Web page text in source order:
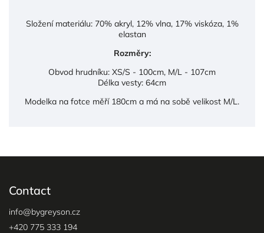
Složení materiálu: 70% akryl, 12% vlna, 17% viskóza, 1%
elastan
Rozměry:
Obvod hrudníku: XS/S - 100cm, M/L - 107cm
Délka vesty: 64cm
Modelka na fotce měří 180cm a má na sobě velikost M/L.
Contact
info@bygreyson.cz
+420 775 333 194